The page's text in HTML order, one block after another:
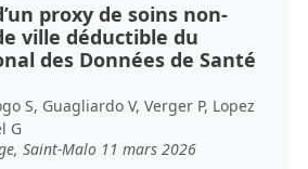
proxy de soins non-
ville déductible du
des Données de Santé
S, Guagliardo V, Verger P, Lopez
G
Saint-Malo 11 mars 2026